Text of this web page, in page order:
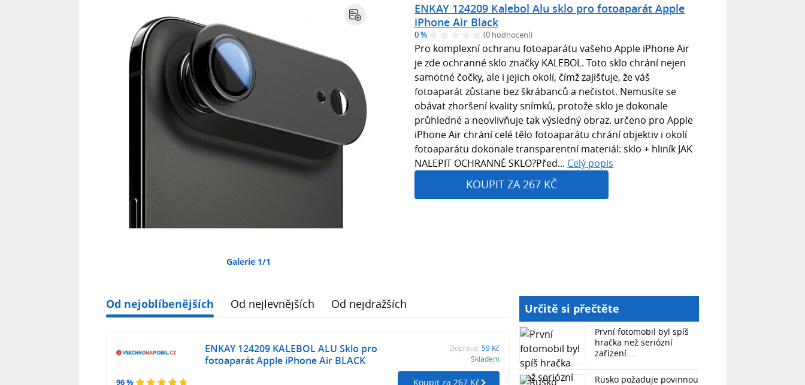
Galerie 1/1
ENKAY 124209 Kalebol Alu sklo pro fotoaparát Apple
iPhone Air Black
0 % (0 hodnocení)
Pro komplexní ochranu fotoaparátu vašeho Apple iPhone Air
je zde ochranné sklo značky KALEBOL. Toto sklo chrání nejen
samotné čočky, ale i jejich okolí, čímž zajišťuje, že váš
fotoaparát zůstane bez škrábanců a nečistot. Nemusíte se
obávat zhoršení kvality snímků, protože sklo je dokonale
průhledné a neovlivňuje tak výsledný obraz. určeno pro Apple
iPhone Air chrání celé tělo fotoaparátu chrání objektiv i okolí
fotoaparátu dokonale transparentní materiál: sklo + hliník JAK
NALEPIT OCHRANNÉ SKLO?Před... Celý popis
KOUPIT ZA 267 KČ
Od nejoblíbenějších Od nejlevnějších Od nejdražších
96 %
ENKAY 124209 KALEBOL ALU Sklo pro
fotoaparát Apple iPhone Air BLACK
Doprava: 59 Kč
Skladem
Koupit za 267 Kč
Určitě si přečtěte
První fotomobil byl spíš
hračka než seriózní
zařízení....
Rusko požaduje povinnou